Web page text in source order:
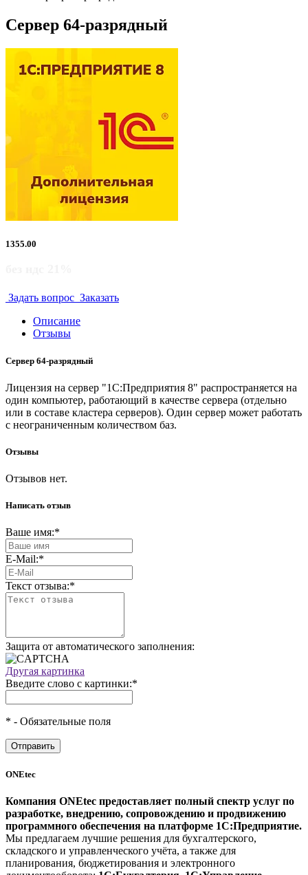
Сервер 64-разрядный
1355.00
Задать вопрос Заказать
Описание
Отзывы
Сервер 64-разрядный
Лицензия на сервер "1С:Предприятия 8" распространяется на
один компьютер, работающий в качестве сервера (отдельно
или в составе кластера серверов). Один сервер может работать
с неограниченным количеством баз.
Отзывы
Отзывов нет.
Написать отзыв
Ваше имя:*
E-Mail:*
Текст отзыва:*
Защита от автоматического заполнения:
Другая картинка
Введите слово с картинки:*
* - Обязательные поля
ONEtec
Компания ONEtec предоставляет полный спектр услуг по
разработке, внедрению, сопровождению и продвижению
программного обеспечения на платформе 1С:Предприятие.
Мы предлагаем лучшие решения для бухгалтерского,
складского и управленческого учёта, а также для
планирования, бюджетирования и электронного